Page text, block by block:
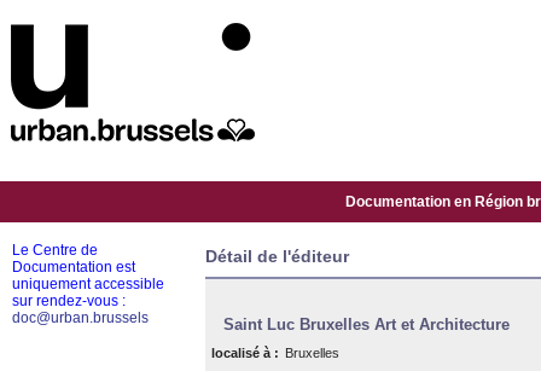
Documentation en Région
Détail de l'éditeur
Saint Luc Bruxelles Art et Architecture
localisé à : Bruxelles
Le Centre de
Documentation est
uniquement accessible
sur rendez-vous :
doc@urban.brussels